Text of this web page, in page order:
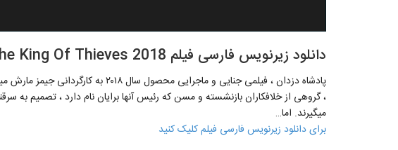
دانلود زیرنویس فارسی فیلم The King Of Thieves 2018
می‎گیرند. اما…
برای دانلود زیرنویس فارسی فیلم کلیک کنید